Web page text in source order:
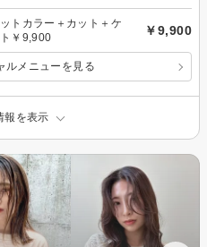
トカラー＋カット＋ケ
￥9,900
￥9,900
ルメニューを見る
報を表示